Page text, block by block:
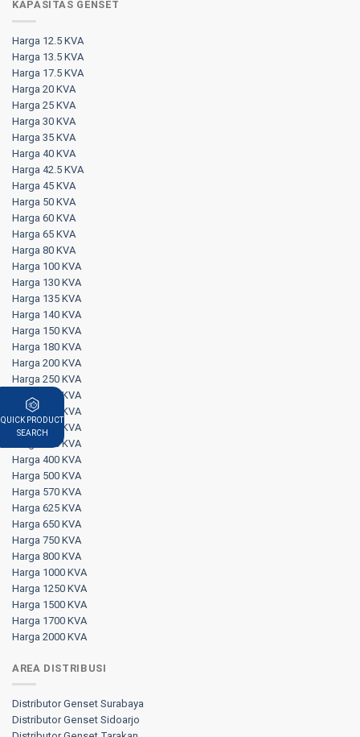
KAPASITAS GENSET
Harga 12.5 KVA
Harga 13.5 KVA
Harga 17.5 KVA
Harga 20 KVA
Harga 25 KVA
Harga 30 KVA
Harga 35 KVA
Harga 40 KVA
Harga 42.5 KVA
Harga 45 KVA
Harga 50 KVA
Harga 60 KVA
Harga 65 KVA
Harga 80 KVA
Harga 100 KVA
Harga 130 KVA
Harga 135 KVA
Harga 140 KVA
Harga 150 KVA
Harga 180 KVA
Harga 200 KVA
Harga 250 KVA
Harga 300 KVA
Harga 325 KVA
Harga 350 KVA
Harga 375 KVA
Harga 400 KVA
Harga 500 KVA
Harga 570 KVA
Harga 625 KVA
Harga 650 KVA
Harga 750 KVA
Harga 800 KVA
Harga 1000 KVA
Harga 1250 KVA
Harga 1500 KVA
Harga 1700 KVA
Harga 2000 KVA
AREA DISTRIBUSI
Distributor Genset Surabaya
Distributor Genset Sidoarjo
QUICK PRODUCT
SEARCH